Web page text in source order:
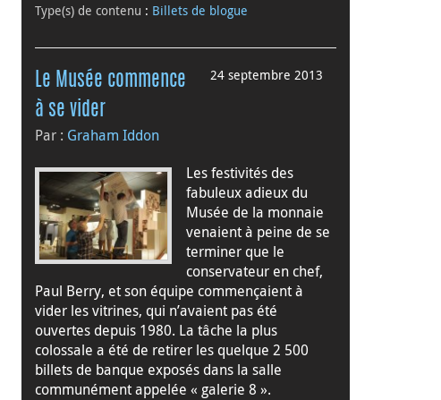
Type(s) de contenu : Billets de blogue
24 septembre 2013
Le Musée commence
à se vider
Par : Graham Iddon
Les festivités des
fabuleux adieux du
Musée de la monnaie
venaient à peine de se
terminer que le
conservateur en chef,
Paul Berry, et son équipe commençaient à
vider les vitrines, qui n’avaient pas été
ouvertes depuis 1980. La tâche la plus
colossale a été de retirer les quelque 2 500
billets de banque exposés dans la salle
communément appelée « galerie 8 ».